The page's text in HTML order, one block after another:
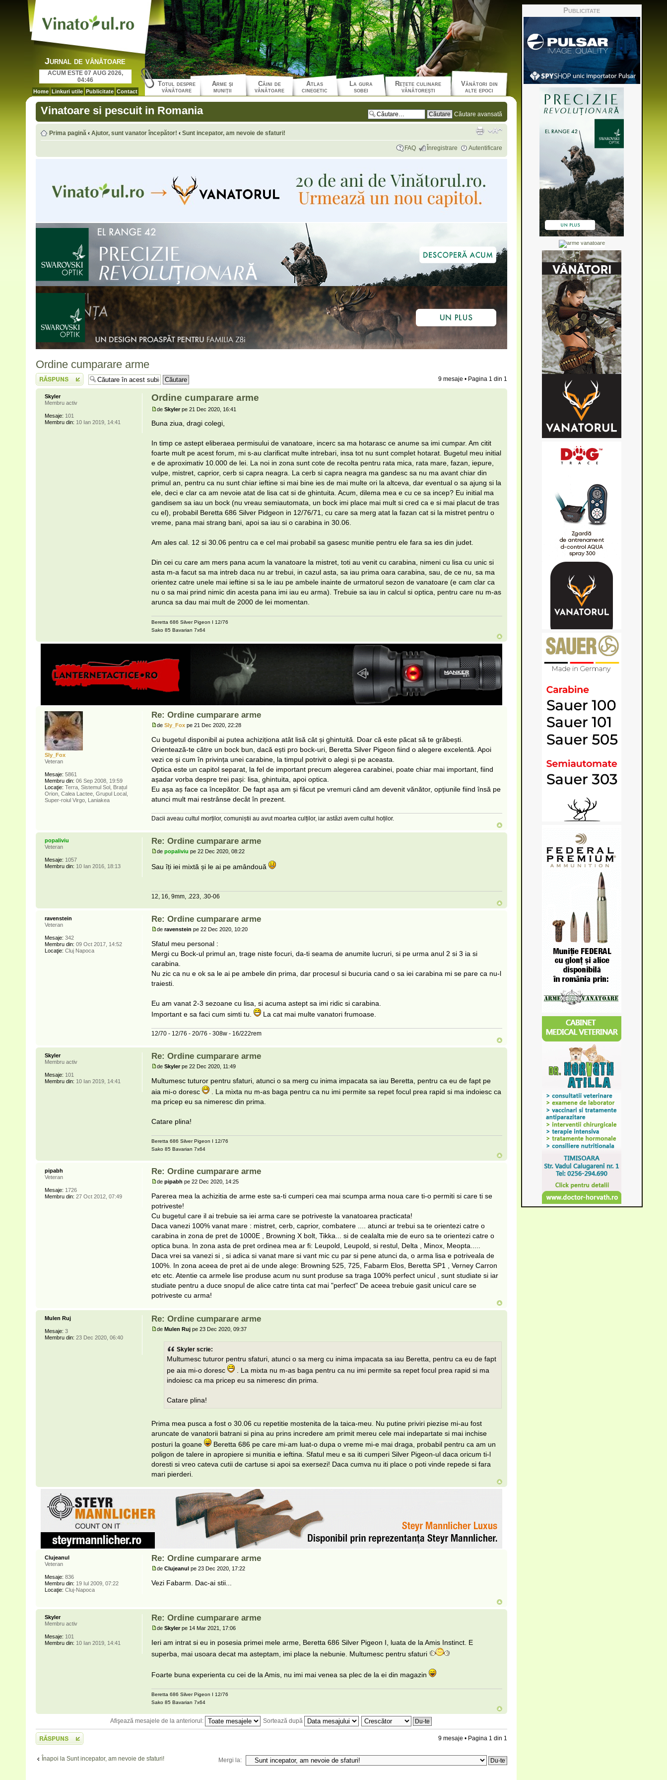
Jurnal de vânătoare
ACUM ESTE 07 AUG 2026,
04:46
Home Linkuri utile Publicitate Contact
Totul despre
vânătoare
Arme şi
muniţii
Câini de
vânătoare
Atlas
cinegetic
La gura
sobei
Reţete culinare
vânătoreşti
Vânători din
alte epoci
Vinatoare si pescuit in Romania Căutare avansată
Prima pagină ‹ Ajutor, sunt vanator începător! ‹ Sunt incepator, am nevoie de sfaturi!
FAQ Înregistrare Autentificare
Ordine cumparare arme
Scrie un răspuns 9 mesaje • Pagina 1 din 1
Ordine cumparare arme
de Skylerpe 21 Dec 2020, 16:41
Buna ziua, dragi colegi,
In timp ce astept eliberaea permisului de vanatoare, incerc sa ma hotarasc ce anume sa imi cumpar. Am citit
foarte mult pe acest forum, mi s-au clarificat multe intrebari, insa tot nu sunt complet hotarat. Bugetul meu initial
e de aproximativ 10.000 de lei. La noi in zona sunt cote de recolta pentru rata mica, rata mare, fazan, iepure,
vulpe, mistret, caprior, cerb si capra neagra. La cerb si capra neagra ma gandesc sa nu ma avant chiar din
primul an, pentru ca nu sunt chiar ieftine si mai bine ies de mai multe ori la altceva, dar eventual o sa ajung si la
ele, deci e clar ca am nevoie atat de lisa cat si de ghintuita. Acum, dilema mea e cu ce sa incep? Eu initial ma
gandisem sa iau un bock (nu vreau semiautomata, un bock imi place mai mult si cred ca e si mai placut de tras
cu el), probabil Beretta 686 Silver Pidgeon in 12/76/71, cu care sa merg atat la fazan cat si la mistret pentru o
vreme, pana mai strang bani, apoi sa iau si o carabina in 30.06.
Am ales cal. 12 si 30.06 pentru ca e cel mai probabil sa gasesc munitie pentru ele fara sa ies din judet.
Din cei cu care am mers pana acum la vanatoare la mistret, toti au venit cu carabina, nimeni cu lisa cu unic si
asta m-a facut sa ma intreb daca nu ar trebui, in cazul asta, sa iau prima oara carabina, sau, de ce nu, sa ma
orientez catre unele mai ieftine si sa le iau pe ambele inainte de urmatorul sezon de vanatoare (e cam clar ca
nu o sa mai prind nimic din acesta pana imi iau eu arma). Trebuie sa iau in calcul si optica, pentru care nu m-as
arunca sa dau mai mult de 2000 de lei momentan.
Beretta 686 Silver Pigeon I 12/76
Sako 85 Bavarian 7x64
Skyler
Membru activ
Mesaje: 101
Membru din: 10 Ian 2019, 14:41
Re: Ordine cumparare arme
de Sly_Foxpe 21 Dec 2020, 22:28
Cu bugetul disponibil ai putea achiziționa atât lisă cât și ghintuită. Doar că este păcat să te grăbești.
Orientează-te către un bock bun, dacă ești pro bock-uri, Beretta Silver Pigeon fiind o alegere excelentă. Apoi
vezi ce și cum în privința unei carabine, la timpul potrivit o alegi și pe aceasta.
Optica este un capitol separat, la fel de important precum alegerea carabinei, poate chiar mai important, fiind
așadar vorba despre trei pași: lisa, ghintuita, apoi optica.
Eu așa aș face ca începător. De fapt așa am și făcut pe vremuri când am devenit vănător, opțiunile fiind însă pe
atunci mult mai restrânse decât în prezent.
Dacii aveau cultul morților, comuniștii au avut moartea culților, iar astăzi avem cultul hoților.
Sly_Fox
Veteran
Mesaje: 5861
Membru din: 06 Sep 2008, 19:59
Locaţie: Terra, Sistemul Sol, Brațul
Orion, Calea Lactee, Grupul Local,
Super-roiul Virgo, Laniakea
Re: Ordine cumparare arme
de popaliviu pe 22 Dec 2020, 08:22
Sau îți iei mixtă și le ai pe amândouă
12, 16, 9mm, .223, .30-06
popaliviu
Veteran
Mesaje: 1057
Membru din: 10 Ian 2016, 18:13
Re: Ordine cumparare arme
de ravenstein pe 22 Dec 2020, 10:20
Sfatul meu personal :
Mergi cu Bock-ul primul an, trage niste focuri, da-ti seama de anumite lucruri, si pe urma anul 2 si 3 ia si
carabina.
Nu zic ca nu e ok sa le ai pe ambele din prima, dar procesul si bucuria cand o sa iei carabina mi se pare ca nu-l
traiesti.
Eu am vanat 2-3 sezoane cu lisa, si acuma astept sa imi ridic si carabina.
Important e sa faci cum simti tu.
La cat mai multe vanatori frumoase.
12/70 - 12/76 - 20/76 - 308w - 16/222rem
ravenstein
Veteran
Mesaje: 342
Membru din: 09 Oct 2017, 14:52
Locaţie: Cluj Napoca
Re: Ordine cumparare arme
de Skylerpe 22 Dec 2020, 11:49
Multumesc tuturor pentru sfaturi, atunci o sa merg cu inima impacata sa iau Beretta, pentru ca eu de fapt pe
aia mi-o doresc
. La mixta nu m-as baga pentru ca nu imi permite sa repet focul prea rapid si ma indoiesc ca
ma pricep eu sa nimeresc din prima.
Catare plina!
Beretta 686 Silver Pigeon I 12/76
Sako 85 Bavarian 7x64
Skyler
Membru activ
Mesaje: 101
Membru din: 10 Ian 2019, 14:41
Re: Ordine cumparare arme
de pipabh pe 22 Dec 2020, 14:25
Parerea mea la achizitia de arme este sa-ti cumperi cea mai scumpa arma noua care ti-o permiti si care ti se
potriveste!
Cu bugetul care il ai trebuie sa iei arma care se potriveste la vanatoarea practicata!
Daca vanezi 100% vanat mare : mistret, cerb, caprior, combatere .... atunci ar trebui sa te orientezi catre o
carabina in zona de pret de 1000E , Browning X bolt, Tikka... si de cealalta mie de euro sa te orientezi catre o
optica buna. In zona asta de pret ordinea mea ar fi: Leupold, Leupold, si restul, Delta , Minox, Meopta.....
Daca vrei sa vanezi si , si adica si vanat mare si vant mic cu par si pene atunci da, o arma lisa e potriveala de
100%. In zona aceea de pret ai de unde alege: Browning 525, 725, Fabarm Elos, Beretta SP1 , Verney Carron
etc etc. Atentie ca armele lise produse acum nu sunt produse sa traga 100% perfect unicul , sunt studiate si iar
studiate pentru a duce snopul de alice catre tinta cat mai "perfect" De aceea trebuie gasit unicul care se
potriveste cu arma!
pipabh
Veteran
Mesaje: 1726
Membru din: 27 Oct 2012, 07:49
Re: Ordine cumparare arme
de Mulen Rujpe 23 Dec 2020, 09:37
Skyler scrie:
Multumesc tuturor pentru sfaturi, atunci o sa merg cu inima impacata sa iau Beretta, pentru ca eu de fapt
pe aia mi-o doresc
. La mixta nu m-as baga pentru ca nu imi permite sa repet focul prea rapid si ma
indoiesc ca ma pricep eu sa nimeresc din prima.
Catare plina!
Prima mea pusca a fost o 30.06 cu repetitie mostenita de la taica-meu. Nu putine priviri piezise mi-au fost
aruncate de vanatorii batrani si pina au prins incredere am primit mereu cele mai indepartate si mai inchise
posturi la goane
Beretta 686 pe care mi-am luat-o dupa o vreme mi-e mai draga, probabil pentru ca am un
poligon de talere in apropiere si munitia e ieftina. Sfatul meu e sa iti cumperi Silver Pigeon-ul daca oricum ti-l
doresti si vreo cateva cutii de cartuse si apoi sa exersezi! Daca cumva nu iti place o poti vinde repede si fara
mari pierderi.
Mulen Ruj
Mesaje: 3
Membru din: 23 Dec 2020, 06:40
Re: Ordine cumparare arme
de Clujeanulpe 23 Dec 2020, 17:22
Vezi Fabarm. Dac-ai stii...
Clujeanul
Veteran
Mesaje: 836
Membru din: 19 Iul 2009, 07:22
Locaţie: Cluj-Napoca
Re: Ordine cumparare arme
de Skylerpe 14 Mar 2021, 17:06
Ieri am intrat si eu in posesia primei mele arme, Beretta 686 Silver Pigeon I, luata de la Amis Instinct. E
superba, mai usoara decat ma asteptam, imi place la nebunie. Multumesc pentru sfaturi
Foarte buna experienta cu cei de la Amis, nu imi mai venea sa plec de la ei din magazin
Beretta 686 Silver Pigeon I 12/76
Sako 85 Bavarian 7x64
Skyler
Membru activ
Mesaje: 101
Membru din: 10 Ian 2019, 14:41
Afişează mesajele de la anteriorul: Sortează după
Scrie un răspuns 9 mesaje • Pagina 1 din 1
Înapoi la Sunt incepator, am nevoie de sfaturi! Mergi la:
Publicitate